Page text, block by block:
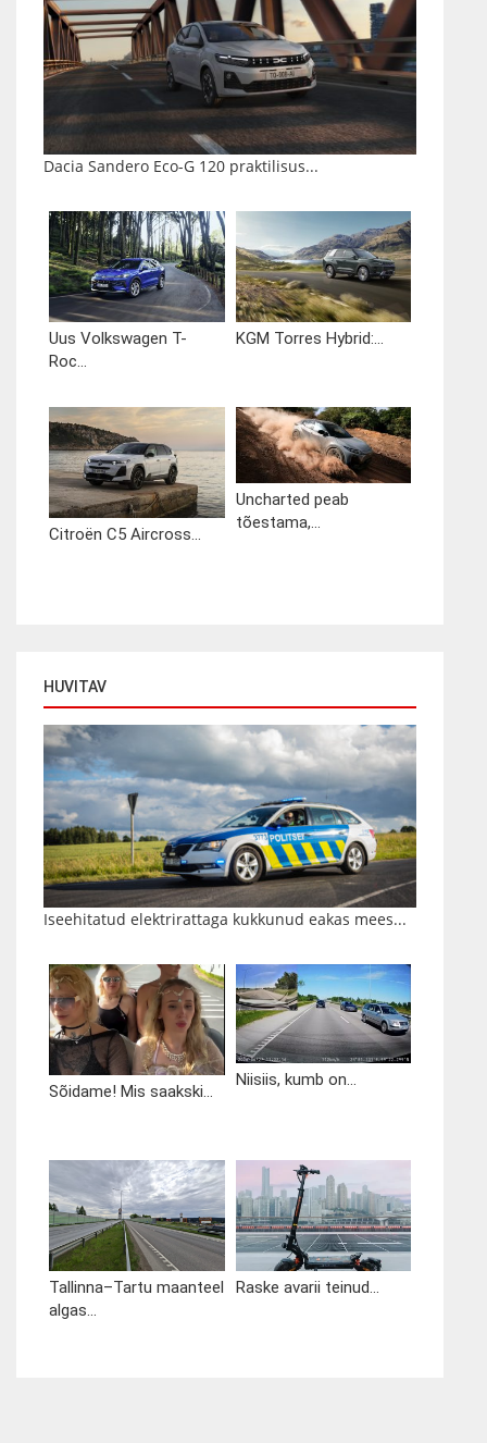
Dacia Sandero Eco-G 120 praktilisus...
Uus Volkswagen T-
Roc...
KGM Torres Hybrid:...
Citroën C5 Aircross...
Uncharted peab
tõestama,...
HUVITAV
Iseehitatud elektrirattaga kukkunud eakas mees...
Sõidame! Mis saakski...
Niisiis, kumb on...
Tallinna–Tartu maanteel
algas...
Raske avarii teinud...